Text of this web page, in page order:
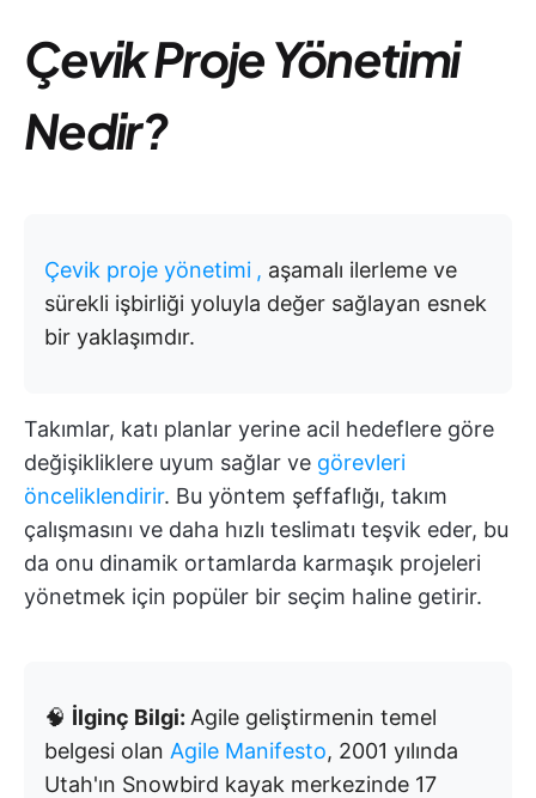
Çevik Proje Yönetimi
Nedir?
Çevik proje yönetimi , aşamalı ilerleme ve
sürekli işbirliği yoluyla değer sağlayan esnek
bir yaklaşımdır.
Takımlar, katı planlar yerine acil hedeflere göre
değişikliklere uyum sağlar ve görevleri
önceliklendirir. Bu yöntem şeffaflığı, takım
çalışmasını ve daha hızlı teslimatı teşvik eder, bu
da onu dinamik ortamlarda karmaşık projeleri
yönetmek için popüler bir seçim haline getirir.
🧠 İlginç Bilgi: Agile geliştirmenin temel
belgesi olan Agile Manifesto, 2001 yılında
Utah'ın Snowbird kayak merkezinde 17